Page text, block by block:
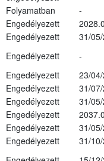
Folyamatban
-
Engedélyezett
Engedélyezett
31/
Engedélyezett
-
Engedélyezett
23/
Engedélyezett
31/
Engedélyezett
31/
Engedélyezett
Engedélyezett
31/
Engedélyezett
31/